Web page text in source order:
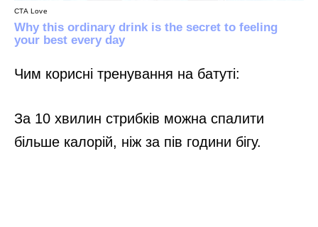
Чим корисні тренування на батуті:
За 10 хвилин стрибків можна спалити
більше калорій, ніж за пів години бігу.